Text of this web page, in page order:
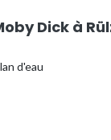
Dick à
d'eau